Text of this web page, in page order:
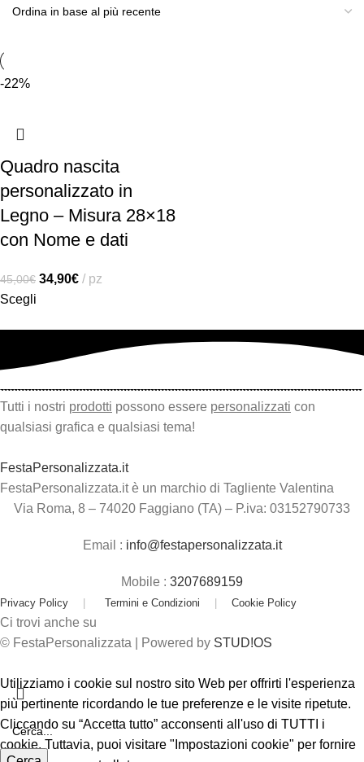
-22%
Quadro nascita
personalizzato in
Legno – Misura 28×18
con Nome e dati
45,00€ 34,90€
pz
Scegli
Tutti i nostri prodotti possono essere personalizzati con
qualsiasi grafica e qualsiasi tema!
FestaPersonalizzata.it
FestaPersonalizzata.it è un marchio di Tagliente Valentina
Via Roma, 8 – 74020 Faggiano (TA) – P.iva: 03152790733
Email : info@festapersonalizzata.it
Mobile : 3207689159
Privacy Policy | Termini e Condizioni | Cookie Policy
Ci trovi anche su
© FestaPersonalizzata | Powered by STUD!OS
Utilizziamo i cookie sul nostro sito Web per offrirti l'esperienza
più pertinente ricordando le tue preferenze e le visite ripetute.
Cliccando su “Accetta tutto” acconsenti all'uso di TUTTI i
cookie. Tuttavia, puoi visitare "Impostazioni cookie" per fornire